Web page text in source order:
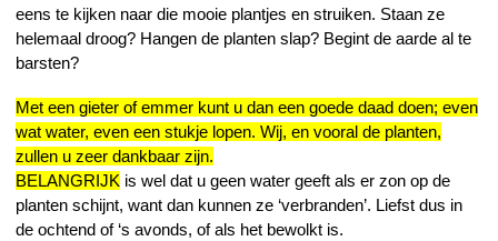
eens te kijken naar die mooie plantjes en struiken. Staan ze
helemaal droog? Hangen de planten slap? Begint de aarde al te
barsten?
Met een gieter of emmer kunt u dan een goede daad doen; even
wat water, even een stukje lopen. Wij, en vooral de planten,
zullen u zeer dankbaar zijn.
BELANGRIJK is wel dat u geen water geeft als er zon op de
planten schijnt, want dan kunnen ze ‘verbranden’. Liefst dus in
de ochtend of ‘s avonds, of als het bewolkt is.